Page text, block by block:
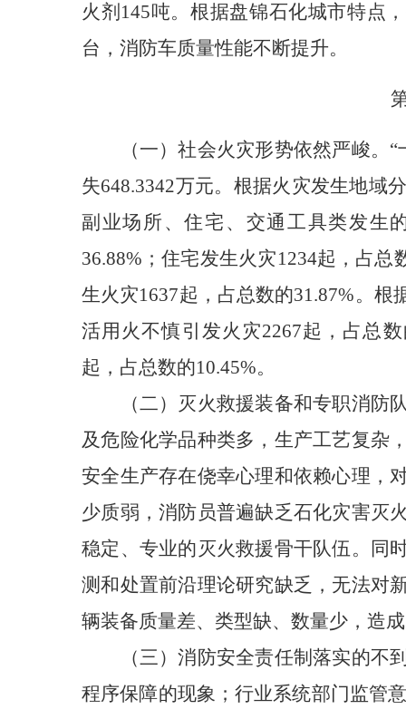
火剂145吨。根据盘锦石化城市特点
台，消防车质量性能不断提升。
（一）社会火灾形势依然严峻。 “
失648.3342万元。根据火灾发生地域
副业场所、住宅、交通工具类发生
36.88%；住宅发生火灾1234起，占
生火灾1637起，占总数的31.87%。
活用火不慎引发火灾2267起，占总
起，占总数的10.45%。
（二）灭火救援装备和专职消
及危险化学品种类多，生产工艺复杂
安全生产存在侥幸心理和依赖心理，
少质弱，消防员普遍缺乏石化灾害灭
稳定、专业的灭火救援骨干队伍。同
测和处置前沿理论研究缺乏，无法对
辆装备质量差、类型缺、数量少，造
（三）消防安全责任制落实的不
程序保障的现象；行业系统部门监管